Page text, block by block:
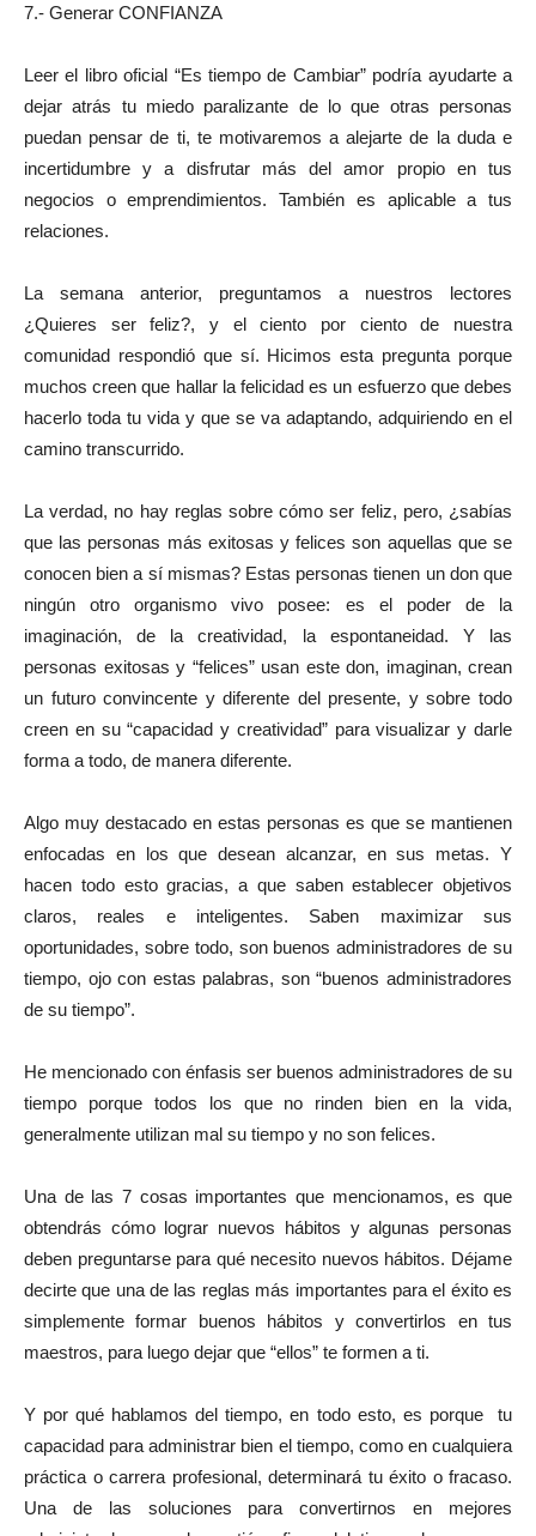
7.- Generar CONFIANZA
Leer el libro oficial “Es tiempo de Cambiar” podría ayudarte a
dejar atrás tu miedo paralizante de lo que otras personas
puedan pensar de ti, te motivaremos a alejarte de la duda e
incertidumbre y a disfrutar más del amor propio en tus
negocios o emprendimientos. También es aplicable a tus
relaciones.
La semana anterior, preguntamos a nuestros lectores
¿Quieres ser feliz?, y el ciento por ciento de nuestra
comunidad respondió que sí. Hicimos esta pregunta porque
muchos creen que hallar la felicidad es un esfuerzo que debes
hacerlo toda tu vida y que se va adaptando, adquiriendo en el
camino transcurrido.
La verdad, no hay reglas sobre cómo ser feliz, pero, ¿sabías
que las personas más exitosas y felices son aquellas que se
conocen bien a sí mismas? Estas personas tienen un don que
ningún otro organismo vivo posee: es el poder de la
imaginación, de la creatividad, la espontaneidad. Y las
personas exitosas y “felices” usan este don, imaginan, crean
un futuro convincente y diferente del presente, y sobre todo
creen en su “capacidad y creatividad” para visualizar y darle
forma a todo, de manera diferente.
Algo muy destacado en estas personas es que se mantienen
enfocadas en los que desean alcanzar, en sus metas. Y
hacen todo esto gracias, a que saben establecer objetivos
claros, reales e inteligentes. Saben maximizar sus
oportunidades, sobre todo, son buenos administradores de su
tiempo, ojo con estas palabras, son “buenos administradores
de su tiempo”.
He mencionado con énfasis ser buenos administradores de su
tiempo porque todos los que no rinden bien en la vida,
generalmente utilizan mal su tiempo y no son felices.
Una de las 7 cosas importantes que mencionamos, es que
obtendrás cómo lograr nuevos hábitos y algunas personas
deben preguntarse para qué necesito nuevos hábitos. Déjame
decirte que una de las reglas más importantes para el éxito es
simplemente formar buenos hábitos y convertirlos en tus
maestros, para luego dejar que “ellos” te formen a ti.
Y por qué hablamos del tiempo, en todo esto, es porque tu
capacidad para administrar bien el tiempo, como en cualquiera
práctica o carrera profesional, determinará tu éxito o fracaso.
Una de las soluciones para convertirnos en mejores